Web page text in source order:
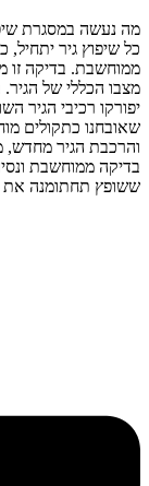
מה נעשה במסגרת
כל שיפוץ גיר
ממוחשבת. בדיקה זו
מצבו הכללי של
יפורקו רכיבי הגיר
שאובחנו כתקולים
והרכבת הגיר מחדש,
בדיקה ממוחשבת
ששופץ תחתומנה את